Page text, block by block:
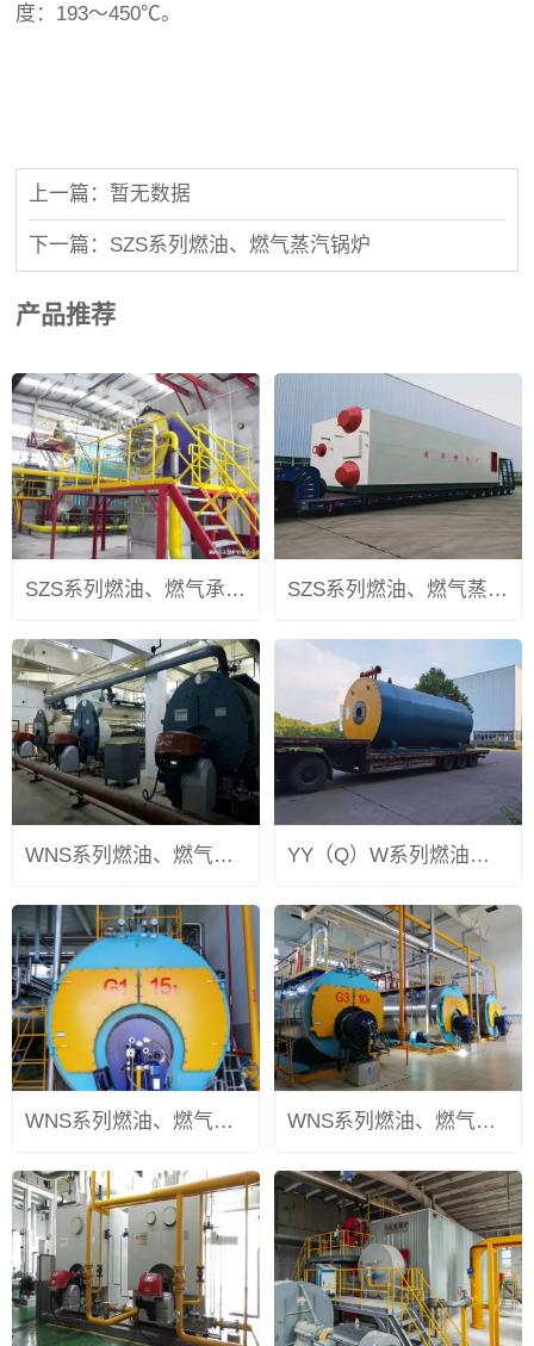
度：193～450℃。
上一篇：暂无数据
下一篇：SZS系列燃油、燃气蒸汽锅炉
产品推荐
SZS系列燃油、燃气承压热水锅炉 SZS系列燃油、燃气蒸汽锅炉
WNS系列燃油、燃气热水锅炉 YY（Q）W系列燃油、燃气热载体锅炉
WNS系列燃油、燃气蒸汽锅炉 WNS系列燃油、燃气蒸汽锅炉